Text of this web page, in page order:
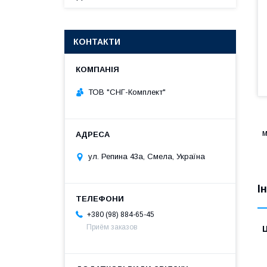
КОНТАКТИ
ТОВ "СНГ-Комплект"
ул. Репина 43а, Смела, Україна
+380 (98) 884-65-45
Приём заказов